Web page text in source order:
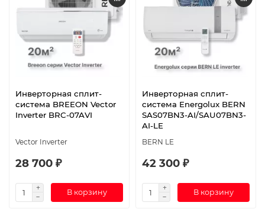
Инверторная сплит-
система BREEON Vector
Inverter BRC-07AVI
Vector Inverter
28 700 ₽
В корзину
Инверторная сплит-
система Energolux BERN
SAS07BN3-AI/SAU07BN3-
AI-LE
BERN LE
42 300 ₽
В корзину